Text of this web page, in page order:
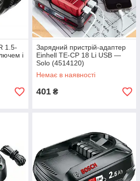
1.5-
і
Зарядний пристрій-адаптер
Einhell TE-CP 18 Li USB —
Solo (4514120)
Немає в наявності
401 ₴